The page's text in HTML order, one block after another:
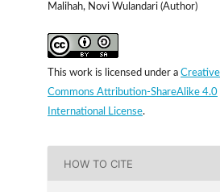
Malihah, Novi Wulandari (Author)
This work is licensed under a Creative
Commons Attribution-ShareAlike 4.0
International License.
HOW TO CITE